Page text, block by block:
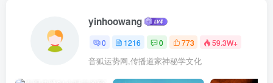
yinhoowang
0 1216 0 773 59.3W+
音狐运势网,传播道家神秘学文化